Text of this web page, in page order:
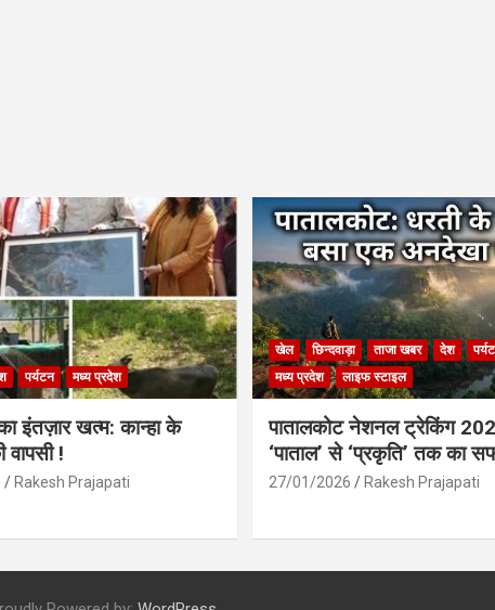
पर्यटन मध्य प्रदेश
इंतज़ार खत्म: कान्हा के
वापसी !
Rakesh Prajapati
खेल छिन्दवाड़ा ताजा खबर देश
मध्य प्रदेश
लाइफ स्टाइल
पातालकोट नेशनल ट्रेकिंग
‘पाताल’ से ‘प्रकृति’ तक का
27/01/2026 Rakesh Prajapati